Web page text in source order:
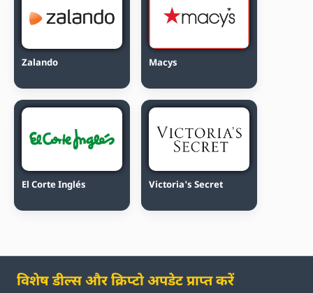
Zalando Macys
El Corte Inglés Victoria's Secret
विशेष डील्स और क्रिप्टो अपडेट प्राप्त करें